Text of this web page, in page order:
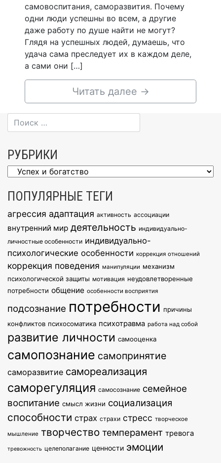
самовоспитания, саморазвития. Почему
одни люди успешны во всем, а другие
даже работу по душе найти не могут?
Глядя на успешных людей, думаешь, что
удача сама преследует их в каждом деле,
а сами они […]
Читать далее →
РУБРИКИ
Рубрики
ПОПУЛЯРНЫЕ ТЕГИ
агрессия адаптация активность ассоциации
внутренний мир деятельность индивидуально-
личностные особенности индивидуально-
психологические особенности коррекция отношений
коррекция поведения манипуляции механизм
психологической защиты мотивация неудовлетворенные
потребности общение особенности восприятия
подсознание потребности причины
конфликтов психосоматика психотравма работа над собой
развитие личности самооценка
самопознание самопринятие
саморазвитие самореализация
саморегуляция самосознание семейное
воспитание смысл жизни социализация
способности страх страхи стресс творческое
мышление творчество темперамент тревога
тревожность целеполагание ценности эмоции